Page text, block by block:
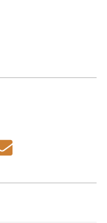
Share